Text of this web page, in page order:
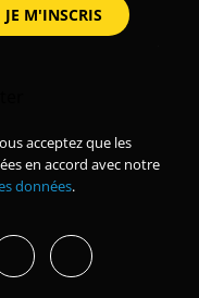
acceptez que les
en accord avec notre
données.